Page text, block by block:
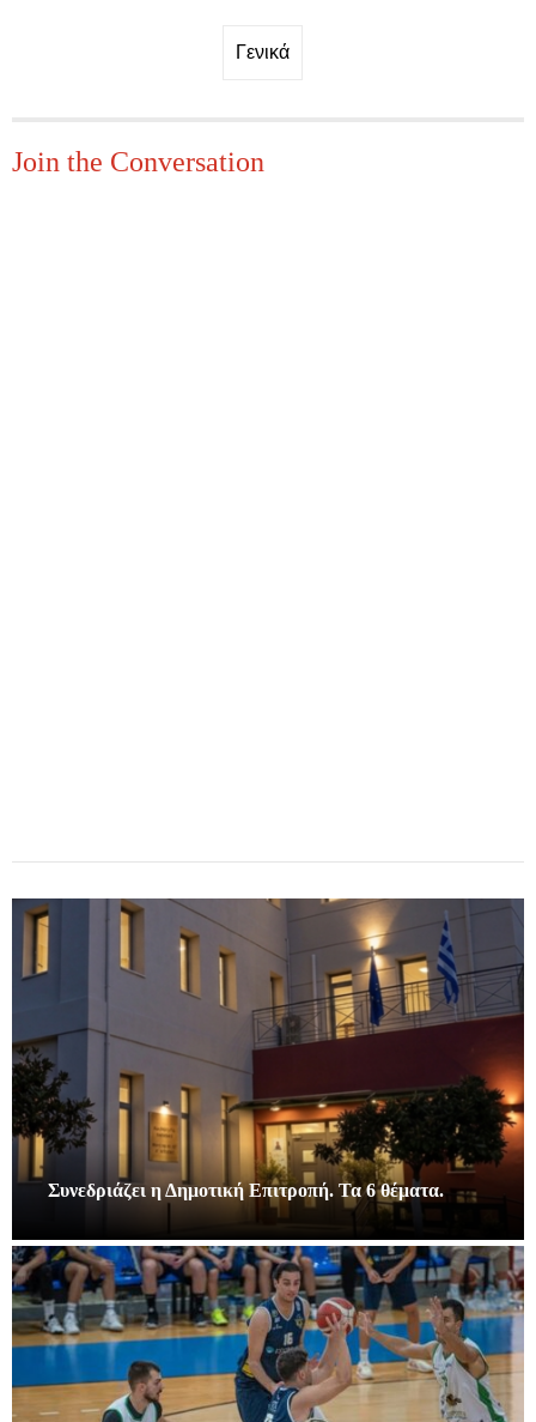
Γενικά
Join the Conversation
Συνεδριάζει η Δημοτική Επιτροπή. Τα 6 θέματα.